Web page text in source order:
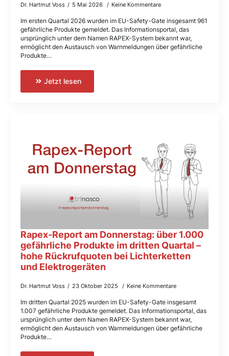
Dr. Hartmut Voss 5 Mai 2026 Keine Kommentare
Im ersten Quartal 2026 wurden im EU-Safety-Gate insgesamt 961
gefährliche Produkte gemeldet. Das Informationsportal, das
ursprünglich unter dem Namen RAPEX-System bekannt war,
ermöglicht den Austausch von Warnmeldungen über gefährliche
Produkte…
Jetzt lesen
Rapex-Report am Donnerstag: über 1.000
gefährliche Produkte im dritten Quartal –
hohe Rückrufquoten bei Lichterketten
und Elektrogeräten
Dr. Hartmut Voss 23 Oktober 2025 Keine Kommentare
Im dritten Quartal 2025 wurden im EU-Safety-Gate insgesamt
1.007 gefährliche Produkte gemeldet. Das Informationsportal, das
ursprünglich unter dem Namen RAPEX-System bekannt war,
ermöglicht den Austausch von Warnmeldungen über gefährliche
Produkte…